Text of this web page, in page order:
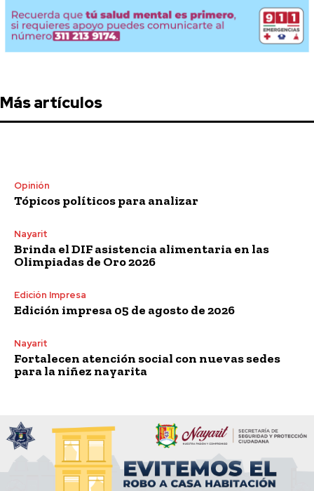
Más artículos
Opinión
Tópicos políticos para analizar
Nayarit
Brinda el DIF asistencia alimentaria en las
Olimpiadas de Oro 2026
Edición Impresa
Edición impresa 05 de agosto de 2026
Nayarit
Fortalecen atención social con nuevas sedes
para la niñez nayarita